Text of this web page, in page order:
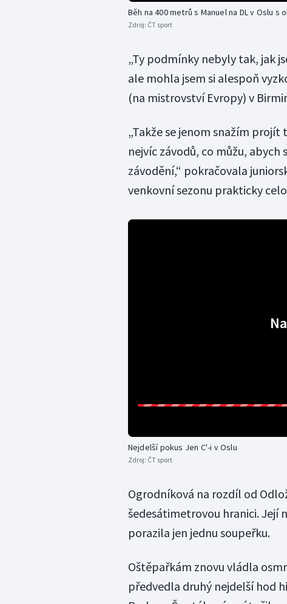
Běh na 400 metrů s Manuel na DL v Oslu s
Zdroj: ČT sport
„Ty podmínky nebyly tak, jak
ale mohla jsem si alespoň
(na mistrovství Evropy) v
„Takže se jenom snažím
nejvíc závodů, co můžu,
závodění,“ pokračovala
venkovní sezonu prakticky
Nejdelší pokus Jen C'-i v Oslu
Zdroj: ČT sport
Ogrodníková na rozdíl od
šedesátimetrovou hranici. Její
porazila jen jednu soupeřku.
Oštěpařkám znovu vládla
předvedla druhý nejdelší hod